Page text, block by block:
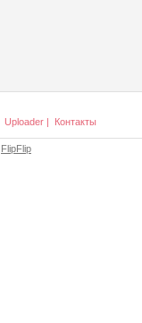
Uploader | Контакты
FlipFlip